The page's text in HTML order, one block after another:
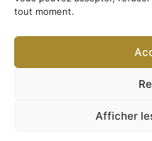
tout moment.
Afficher
© Lerab Ling – Site
Politique de